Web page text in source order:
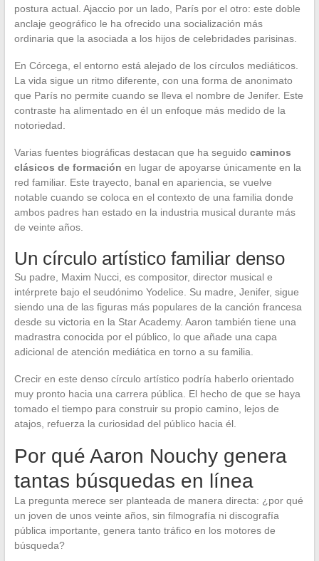
postura actual. Ajaccio por un lado, París por el otro: este doble
anclaje geográfico le ha ofrecido una socialización más
ordinaria que la asociada a los hijos de celebridades parisinas.
En Córcega, el entorno está alejado de los círculos mediáticos.
La vida sigue un ritmo diferente, con una forma de anonimato
que París no permite cuando se lleva el nombre de Jenifer. Este
contraste ha alimentado en él un enfoque más medido de la
notoriedad.
Varias fuentes biográficas destacan que ha seguido caminos
clásicos de formación en lugar de apoyarse únicamente en la
red familiar. Este trayecto, banal en apariencia, se vuelve
notable cuando se coloca en el contexto de una familia donde
ambos padres han estado en la industria musical durante más
de veinte años.
Un círculo artístico familiar denso
Su padre, Maxim Nucci, es compositor, director musical e
intérprete bajo el seudónimo Yodelice. Su madre, Jenifer, sigue
siendo una de las figuras más populares de la canción francesa
desde su victoria en la Star Academy. Aaron también tiene una
madrastra conocida por el público, lo que añade una capa
adicional de atención mediática en torno a su familia.
Crecir en este denso círculo artístico podría haberlo orientado
muy pronto hacia una carrera pública. El hecho de que se haya
tomado el tiempo para construir su propio camino, lejos de
atajos, refuerza la curiosidad del público hacia él.
Por qué Aaron Nouchy genera
tantas búsquedas en línea
La pregunta merece ser planteada de manera directa: ¿por qué
un joven de unos veinte años, sin filmografía ni discografía
pública importante, genera tanto tráfico en los motores de
búsqueda?